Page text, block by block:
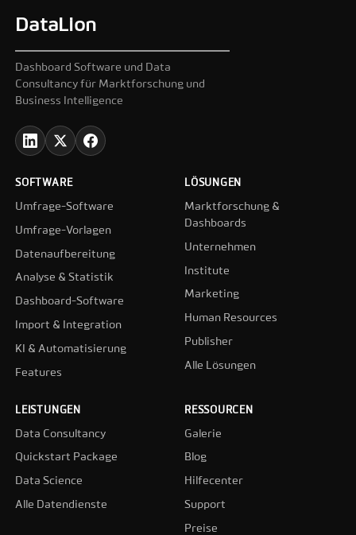
DataLion
Dashboard Software und Data
Consultancy für Marktforschung und
Business Intelligence
SOFTWARE
Umfrage-Software
Umfrage-Vorlagen
Datenaufbereitung
Analyse & Statistik
Dashboard-Software
Import & Integration
KI & Automatisierung
Features
LÖSUNGEN
Marktforschung &
Dashboards
Unternehmen
Institute
Marketing
Human Resources
Publisher
Alle Lösungen
LEISTUNGEN
Data Consultancy
Quickstart Package
Data Science
Alle Datendienste
RESSOURCEN
Galerie
Blog
Hilfecenter
Support
Preise